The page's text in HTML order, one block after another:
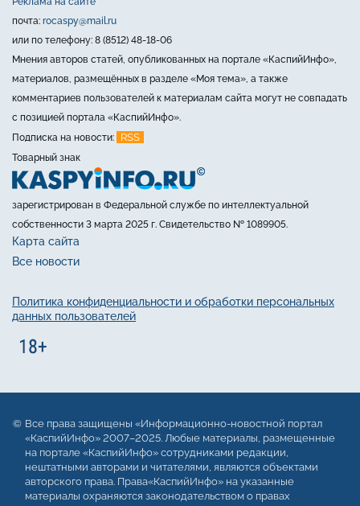
почта: rocaspy@mail.ru
или по телефону: 8 (8512) 48-18-06
Мнения авторов статей, опубликованных на портале «КаспийИнфо»,
материалов, размещённых в разделе «Моя тема», а также
комментариев пользователей к материалам сайта могут не совпадать
с позицией портала «КаспийИнфо».
Подписка на новости:
RSS
Товарный знак
зарегистрирован в Федеральной службе по интеллектуальной
собственности 3 марта 2025 г. Свидетельство № 1089905.
Карта сайта
Все новости
Политика конфиденциальности и обработки персональных
данных пользователей
Все права защищены «Информационно-новостной портал
«КаспийИнфо» 2007–2025. Любые материалы, размещенные
на портале «КаспийИнфо» сотрудниками редакции,
нештатными авторами и читателями, являются объектами
авторского права. Права«КаспийИнфо» на указанные
материалы охраняются законодательством о правах